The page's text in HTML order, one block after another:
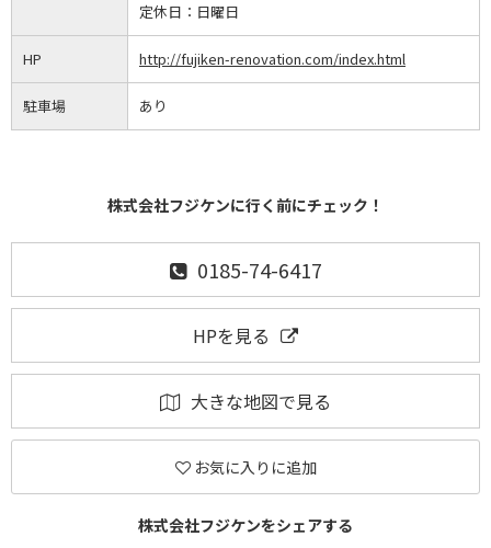
定休日： 日曜日
HP http://fujiken-renovation.com/index.html
駐車場 あり
株式会社フジケンに行く前にチェック！
0185-74-6417
HPを見る
大きな地図で見る
お気に入りに追加
株式会社フジケンをシェアする